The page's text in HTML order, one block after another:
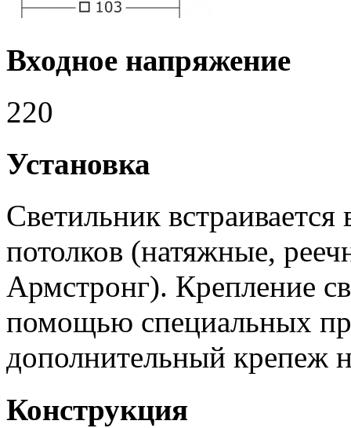
Входное напряжение
220
Установка
Светильник
потолков (натяжные,
Армстронг). Крепление
помощью специальных
дополнительный крепеж
Конструкция